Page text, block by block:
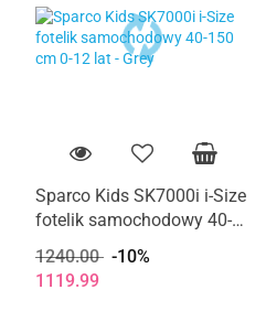
Sparco Kids SK7000i i-Size
fotelik samochodowy 40-
1240.00 -10%
1119.99